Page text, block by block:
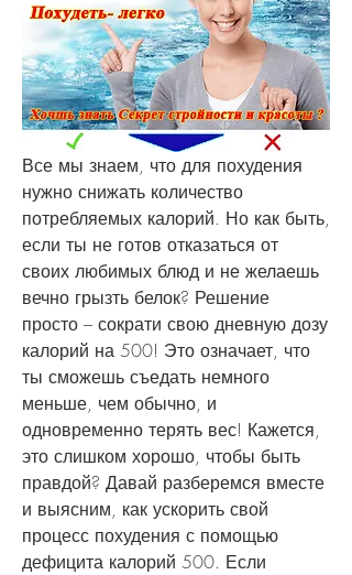
Все мы знаем, что для похудения
нужно снижать количество
потребляемых калорий. Но как быть,
если ты не готов отказаться от
своих любимых блюд и не желаешь
вечно грызть белок? Решение
просто – сократи свою дневную дозу
калорий на 500! Это означает, что
ты сможешь съедать немного
меньше, чем обычно, и
одновременно терять вес! Кажется,
это слишком хорошо, чтобы быть
правдой? Давай разберемся вместе
и выясним, как ускорить свой
процесс похудения с помощью
дефицита калорий 500. Если